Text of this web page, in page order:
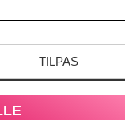
TILPAS